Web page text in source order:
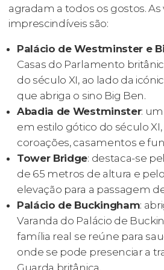
agradam a todos os gostos. As
imprescindíveis são:
Palácio de Westminster e
Casas do Parlamento
do século XI, ao lado da
que abriga o sino Big Ben.
Abadia de Westminster:
em estilo gótico do século
coroações, casamentos e
Tower Bridge: destaca-se
de 65 metros de altura e
elevação para a passagem
Palácio de Buckingham:
Varanda do Palácio de
família real se reúne para
onde se pode presenciar a